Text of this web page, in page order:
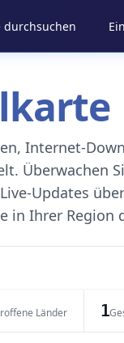
durchsuchen
Internet-
Überwachen
Updates
in Ihrer Region
Länder 1